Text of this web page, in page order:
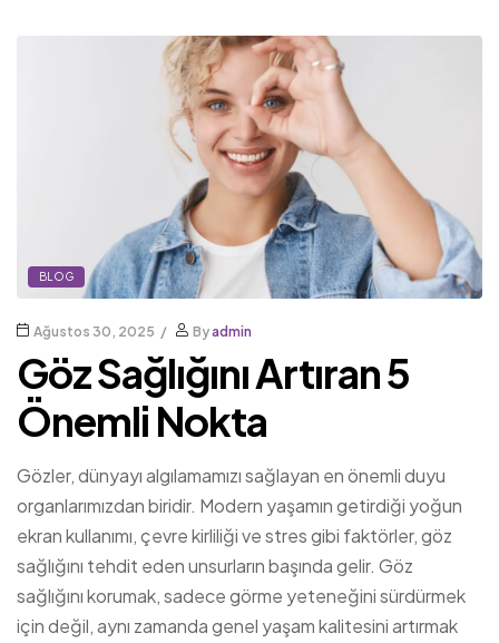
BLOG
Ağustos 30, 2025 Byadmin
Göz Sağlığını Artıran 5
Önemli Nokta
Gözler, dünyayı algılamamızı sağlayan en önemli duyu
organlarımızdan biridir. Modern yaşamın getirdiği yoğun
ekran kullanımı, çevre kirliliği ve stres gibi faktörler, göz
sağlığını tehdit eden unsurların başında gelir. Göz
sağlığını korumak, sadece görme yeteneğini sürdürmek
için değil, aynı zamanda genel yaşam kalitesini artırmak